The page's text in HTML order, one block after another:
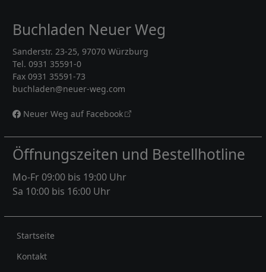
Buchladen Neuer Weg
Sanderstr. 23-25, 97070 Würzburg
Tel. 0931 35591-0
Fax 0931 35591-73
buchladen@neuer-weg.com
Neuer Weg auf Facebook
Öffnungszeiten und Bestellhotline
Mo-Fr 09:00 bis 19:00 Uhr
Sa 10:00 bis 16:00 Uhr
Rechtliches
Startseite
Kontakt